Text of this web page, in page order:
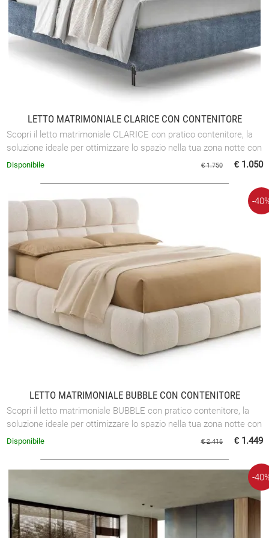
LETTO MATRIMONIALE CLARICE CON CONTENITORE
Scopri il letto matrimoniale CLARICE con pratico contenitore, la
soluzione ideale per ottimizzare lo spazio nella tua zona notte con
stile e ...
€ 1.750 € 1.050
Disponibile
LETTO MATRIMONIALE BUBBLE CON CONTENITORE
Scopri il letto matrimoniale BUBBLE con pratico contenitore, la
soluzione ideale per ottimizzare lo spazio nella tua zona notte con
stile e ...
-
€ 2.416 € 1.449
Disponibile
-